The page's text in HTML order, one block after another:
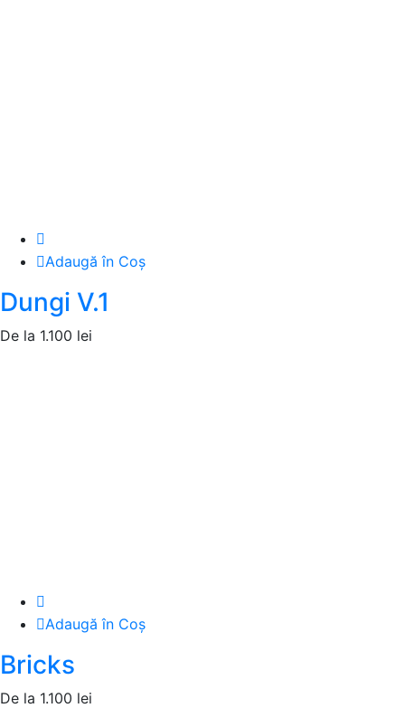
Adaugă în Coș
Dungi V.1
De la 1.100 lei
Adaugă în Coș
Bricks
De la 1.100 lei